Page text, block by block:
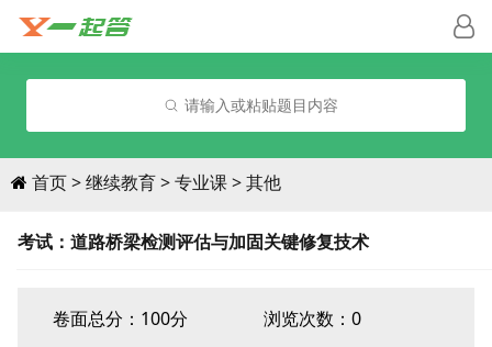
请输入或粘贴题目内容
首页 继续教育 专业课 其他
考试：道路桥梁检测评估与加固关键修复技术
卷面总分：100分
浏览次数：0